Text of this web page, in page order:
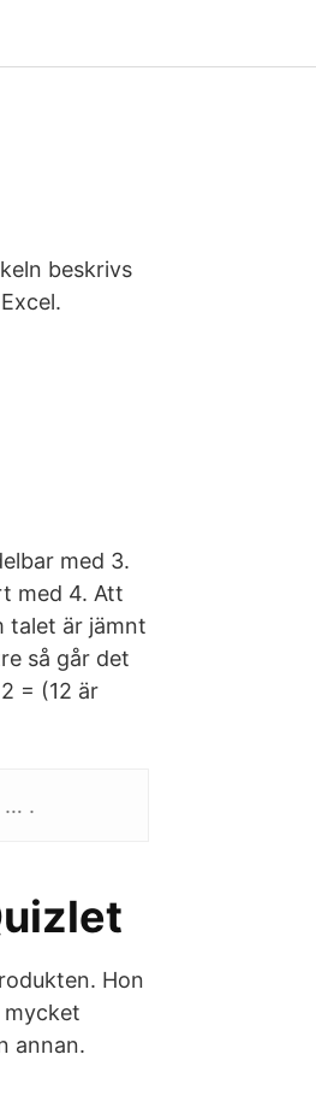
beskrivs
med 3.
med 4. Att
talet är jämnt
så går det
= (12 är
… .
Hon
mycket
annan.